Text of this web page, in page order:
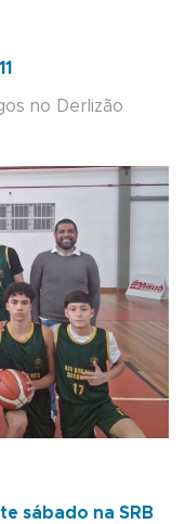
no Derlizão
sábado na SRB